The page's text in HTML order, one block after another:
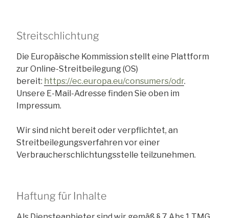
Streitschlichtung
Die Europäische Kommission stellt eine Plattform
zur Online-Streitbeilegung (OS)
bereit: https://ec.europa.eu/consumers/odr.
Unsere E-Mail-Adresse finden Sie oben im
Impressum.
Wir sind nicht bereit oder verpflichtet, an
Streitbeilegungsverfahren vor einer
Verbraucherschlichtungsstelle teilzunehmen.
Haftung für Inhalte